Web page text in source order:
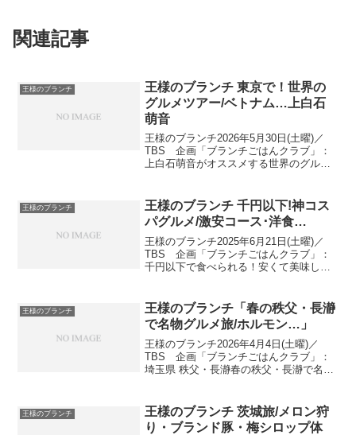
関連記事
王様のブランチ
王様のブランチ 東京で！世界の
グルメツアー/ベトナム…上白石
萌音
王様のブランチ2026年5月30日(土曜)／
TBS 企画「ブランチごはんクラブ」：
上白石萌音がオススメする世界のグルメ
しい世界のグルメを紹介！上白石萌音プ
レゼンツ 東京...
王様のブランチ
王様のブランチ 千円以下!神コス
パグルメ/激安コース･洋食…
王様のブランチ2025年6月21日(土曜)／
TBS 企画「ブランチごはんクラブ」：
千円以下で食べられる！安くて美味しい
藤森慎吾(自身の結婚式の為 欠席)、ちょ
んまげラー...
王様のブランチ
王様のブランチ「春の秩父・長瀞
で名物グルメ旅/ホルモン…」
王様のブランチ2026年4月4日(土曜)／
TBS 企画「ブランチごはんクラブ」：
埼玉県 秩父・長瀞春の秩父・長瀞で名物
…宝登山山頂にある新名所■ 今年１月リ
ニューアル...
王様のブランチ
王様のブランチ 茨城旅/メロン狩
り・ブランド豚・梅シロップ体